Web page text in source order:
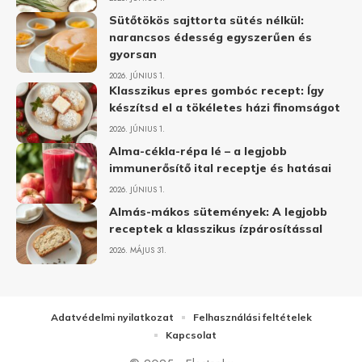
Sütőtökös sajttorta sütés nélkül:
narancsos édesség egyszerűen és
gyorsan
2026. JÚNIUS 1.
Klasszikus epres gombóc recept: Így
készítsd el a tökéletes házi finomságot
2026. JÚNIUS 1.
Alma-cékla-répa lé – a legjobb
immunerősítő ital receptje és hatásai
2026. JÚNIUS 1.
Almás-mákos sütemények: A legjobb
receptek a klasszikus ízpárosítással
2026. MÁJUS 31.
Adatvédelmi nyilatkozat
Felhasználási feltételek
Kapcsolat